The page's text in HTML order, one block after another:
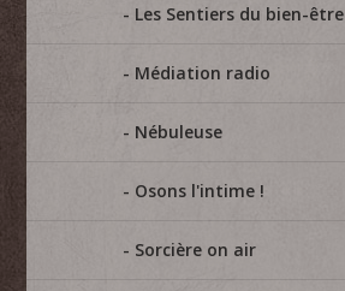
Les Sentiers du bien-être
Médiation radio
Nébuleuse
Osons l'intime !
Sorcière on air